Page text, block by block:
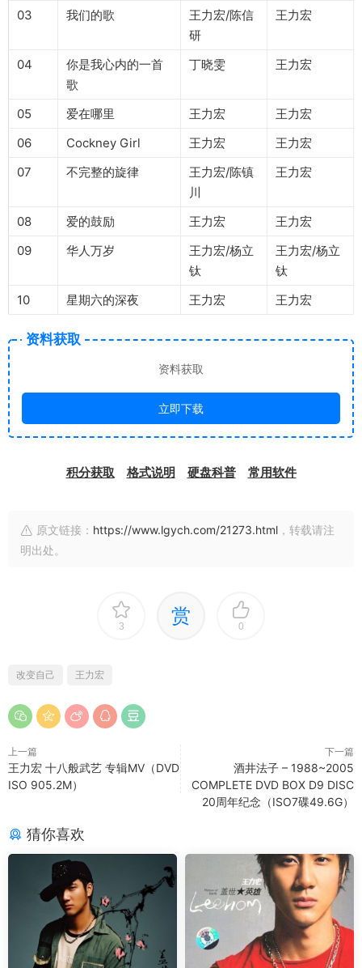
03
我们的歌
王力宏/陈信
研
王力宏
04
你是我心内的一首
歌
丁晓雯 王力宏
05 爱在哪里 王力宏
王力宏
06
Cockney Girl 王力宏
王力宏
07
不完整的旋律
王力宏/陈镇
川
王力宏
08 爱的鼓励 王力宏
王力宏
09
华人万岁
王力宏/杨立
钛
王力宏/杨立
钛
10
星期六的深夜 王力宏 王力宏
资料获取
资料获取
立即下载
积分获取 格式说明 硬盘科普 常用软件
原文链接： https://www.lgych.com/21273.html ，转载请注
明出处。
3 赏 0
改变自己 王力宏
上一篇
王力宏 十八般武艺 专辑MV（DVD
ISO 905.2M）
下一篇
酒井法子 – 1988~2005
COMPLETE DVD BOX D9 DISC
20周年纪念（ISO7碟49.6G）
猜你喜欢